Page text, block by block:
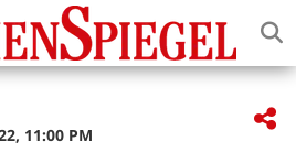
11:00 PM